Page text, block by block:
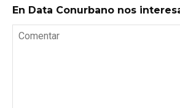
En Data Conurbano nos